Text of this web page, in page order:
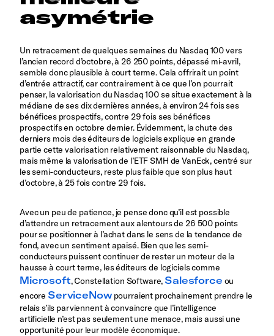
asymétrie
Un retracement de quelques semaines du Nasdaq 100 vers
l’ancien record d’octobre, à 26 250 points, dépassé mi-avril,
semble donc plausible à court terme. Cela offrirait un point
d’entrée attractif, car contrairement à ce que l’on pourrait
penser, la valorisation du Nasdaq 100 se situe exactement à la
médiane de ses dix dernières années, à environ 24 fois ses
bénéfices prospectifs, contre 29 fois ses bénéfices
prospectifs en octobre dernier. Évidemment, la chute des
derniers mois des éditeurs de logiciels explique en grande
partie cette valorisation relativement raisonnable du Nasdaq,
mais même la valorisation de l’ETF SMH de VanEck, centré sur
les semi-conducteurs, reste plus faible que son plus haut
d’octobre, à 25 fois contre 29 fois.
Avec un peu de patience, je pense donc qu’il est possible
d’attendre un retracement aux alentours de 26 500 points
pour se positionner à l’achat dans le sens de la tendance de
fond, avec un sentiment apaisé. Bien que les semi-
conducteurs puissent continuer de rester un moteur de la
hausse à court terme, les éditeurs de logiciels comme
Microsoft, Constellation Software,Salesforce ou
encoreServiceNowpourraient prochainement prendre le
relais s’ils parviennent à convaincre que l’intelligence
artificielle n’est pas seulement une menace, mais aussi une
opportunité pour leur modèle économique.